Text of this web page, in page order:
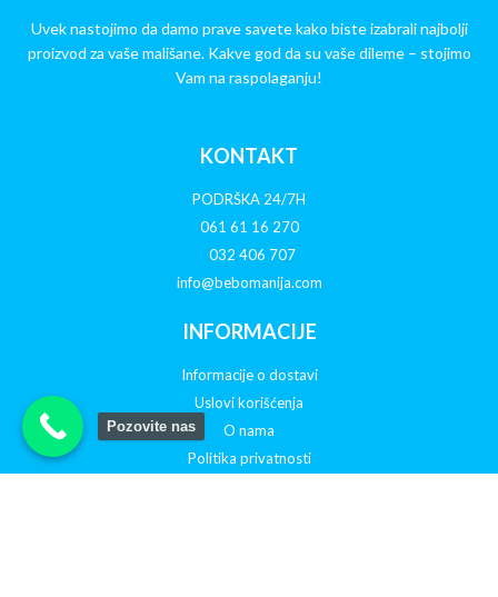
Uvek nastojimo da damo prave savete kako biste izabrali najbolji
proizvod za vaše mališane. Kakve god da su vaše dileme – stojimo
Vam na raspolaganju!
KONTAKT
PODRŠKA 24/7H
061 61 16 270
032 406 707
info@bebomanija.com
INFORMACIJE
Informacije o dostavi
Uslovi korišćenja
O nama
Politika privatnosti
Pozovite nas